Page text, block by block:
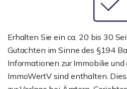
Erhalten Sie ein ca. 20 bis 30
Gutachten im Sinne des §194
Informationen zur Immobilie
ImmoWertV sind enthalten.